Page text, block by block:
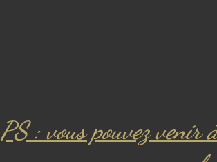
PS : vous pouvez venir